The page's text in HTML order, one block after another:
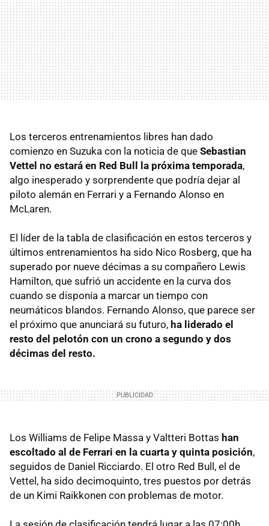
Los terceros entrenamientos libres han dado
comienzo en Suzuka con la noticia de que Sebastian
Vettel no estará en Red Bull la próxima temporada,
algo inesperado y sorprendente que podría dejar al
piloto alemán en Ferrari y a Fernando Alonso en
McLaren.
El líder de la tabla de clasificación en estos terceros y
últimos entrenamientos ha sido Nico Rosberg, que ha
superado por nueve décimas a su compañero Lewis
Hamilton, que sufrió un accidente en la curva dos
cuando se disponía a marcar un tiempo con
neumáticos blandos. Fernando Alonso, que parece ser
el próximo que anunciará su futuro, ha liderado el
resto del pelotón con un crono a segundo y dos
décimas del resto.
Los Williams de Felipe Massa y Valtteri Bottas han
escoltado al de Ferrari en la cuarta y quinta posición,
seguidos de Daniel Ricciardo. El otro Red Bull, el de
Vettel, ha sido decimoquinto, tres puestos por detrás
de un Kimi Raikkonen con problemas de motor.